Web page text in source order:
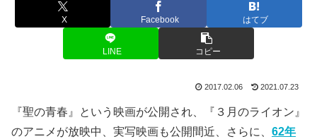
X Facebook はてブ
LINE コピー
2017.02.06 2021.07.23
『聖の青春』という映画が公開され、『３月のライオン』
のアニメが放映中、実写映画も公開間近、さらに、 62年